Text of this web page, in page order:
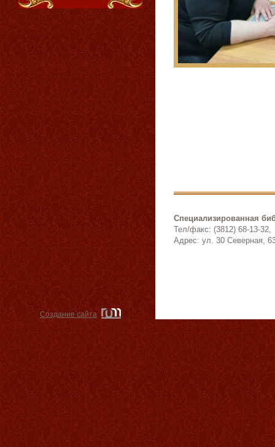
Специализированная
Тел/факс: (3812) 68-13-32,
Адрес: ул. 30 Северная,
Создание сайта